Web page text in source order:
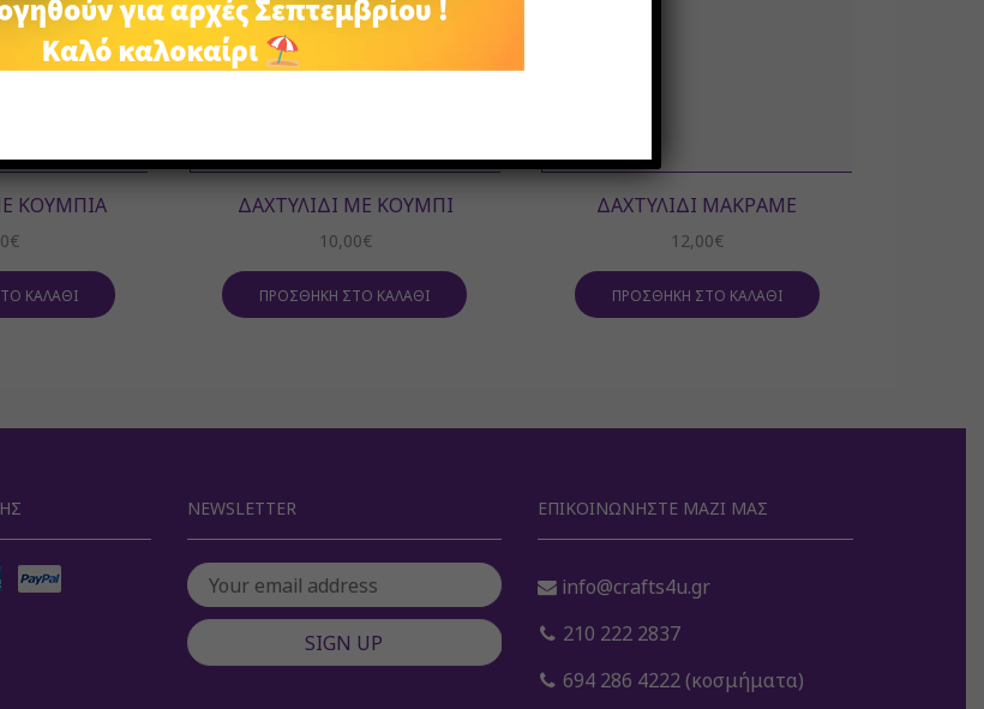
ΚΟΥΜΠΙΆ
€
ΚΑΛΆΘΙ
ΔΑΧΤΥΛΊΔΙ ΜΕ ΚΟΥΜΠΊ
10,00€
ΠΡΟΣΘΉΚΗ ΣΤΟ ΚΑΛΆΘΙ
ΔΑΧΤΥΛΊΔΙ ΜΑΚΡΑΜΈ
12,00€
ΠΡΟΣΘΉΚΗ ΣΤΟ ΚΑΛΆΘΙ
NEWSLETTER ΕΠΙΚΟΙΝΩΝΉΣΤΕ ΜΑΖΊ ΜΑΣ
info@crafts4u.gr
210 222 2837
694 286 4222 (κοσμήματα)